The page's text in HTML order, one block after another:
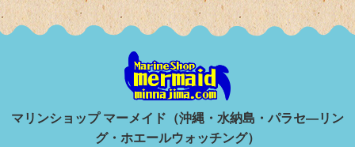
マリンショップ マーメイド（沖縄・水納島・パラセ―リン
グ・ホエールウォッチング）